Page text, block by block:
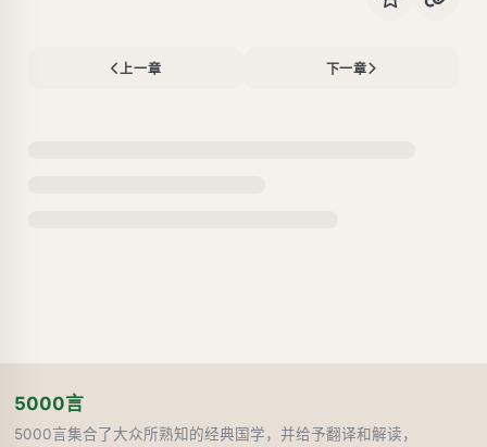
上一章 下一章
5000言
5000言集合了大众所熟知的经典国学，并给予翻译和解读，